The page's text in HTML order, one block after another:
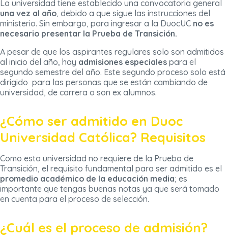
La universidad tiene establecido una convocatoria general
una vez al año, debido a que sigue las instrucciones del
ministerio. Sin embargo, para ingresar a la DuocUC no es
necesario presentar la Prueba de Transición.
A pesar de que los aspirantes regulares solo son admitidos
al inicio del año, hay admisiones especiales para el
segundo semestre del año. Este segundo proceso solo está
dirigido para las personas que se están cambiando de
universidad, de carrera o son ex alumnos.
¿Cómo ser admitido en Duoc
Universidad Católica? Requisitos
Como esta universidad no requiere de la Prueba de
Transición, el requisito fundamental para ser admitido es el
promedio académico de la educación media; es
importante que tengas buenas notas ya que será tomado
en cuenta para el proceso de selección.
¿Cuál es el proceso de admisión?